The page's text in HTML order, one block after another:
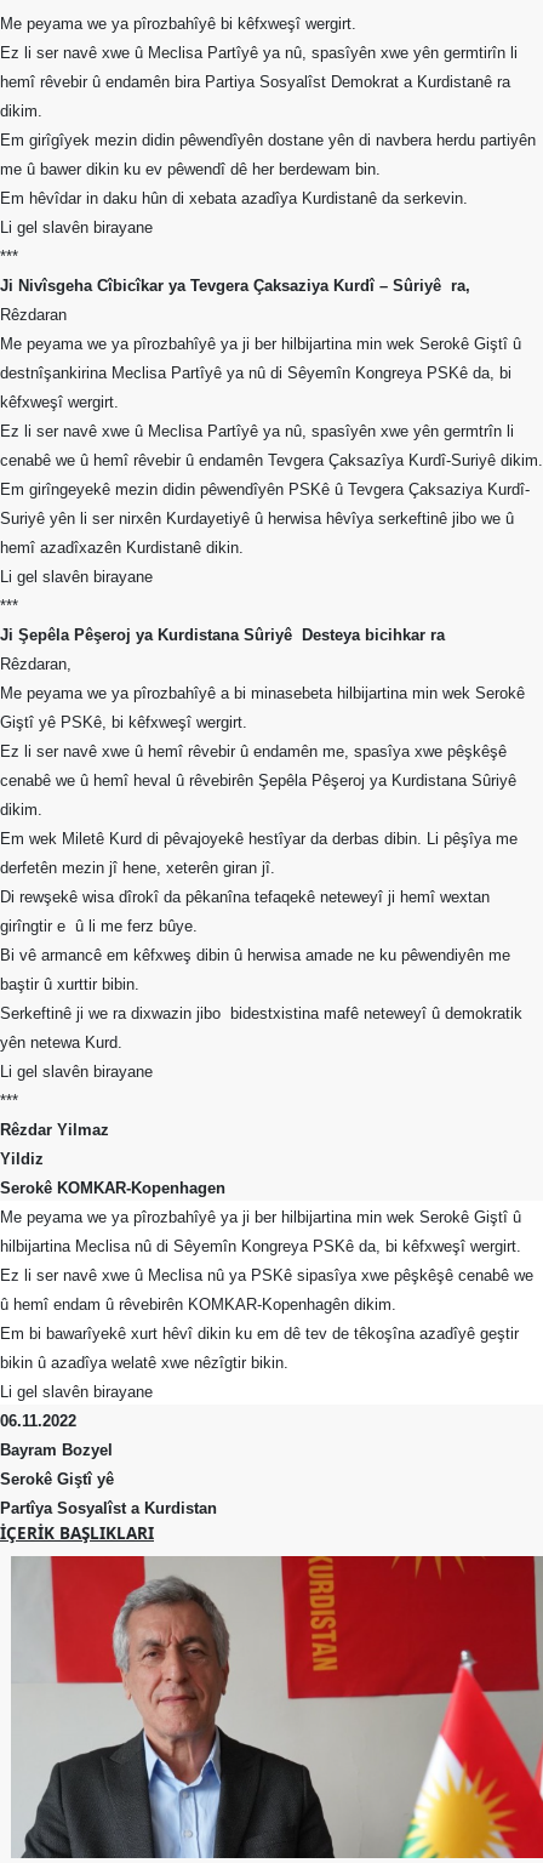
Me peyama we ya pîrozbahîyê bi kêfxweşî wergirt.
Ez li ser navê xwe û Meclisa Partîyê ya nû, spasîyên xwe yên germtirîn li
hemî rêvebir û endamên bira Partiya Sosyalîst Demokrat a Kurdistanê ra
dikim.
Em girîgîyek mezin didin pêwendîyên dostane yên di navbera herdu partiyên
me û bawer dikin ku ev pêwendî dê her berdewam bin.
Em hêvîdar in daku hûn di xebata azadîya Kurdistanê da serkevin.
Li gel slavên birayane
***
Ji Nivîsgeha Cîbicîkar ya Tevgera Çaksaziya Kurdî – Sûriyê ra,
Rêzdaran
Me peyama we ya pîrozbahîyê ya ji ber hilbijartina min wek Serokê Giştî û
destnîşankirina Meclisa Partîyê ya nû di Sêyemîn Kongreya PSKê da, bi
kêfxweşî wergirt.
Ez li ser navê xwe û Meclisa Partîyê ya nû, spasîyên xwe yên germtrîn li
cenabê we û hemî rêvebir û endamên Tevgera Çaksazîya Kurdî-Suriyê dikim.
Em girîngeyekê mezin didin pêwendîyên PSKê û Tevgera Çaksaziya Kurdî-
Suriyê yên li ser nirxên Kurdayetiyê û herwisa hêvîya serkeftinê jibo we û
hemî azadîxazên Kurdistanê dikin.
Li gel slavên birayane
***
Ji Şepêla Pêşeroj ya Kurdistana Sûriyê
Desteya bicihkar ra
Rêzdaran,
Me peyama we ya pîrozbahîyê a bi minasebeta hilbijartina min wek Serokê
Giştî yê PSKê, bi kêfxweşî wergirt.
Ez li ser navê xwe û hemî rêvebir û endamên me, spasîya xwe pêşkêşê
cenabê we û hemî heval û rêvebirên Şepêla Pêşeroj ya Kurdistana Sûriyê
dikim.
Em wek Miletê Kurd di pêvajoyekê hestîyar da derbas dibin. Li pêşîya me
derfetên mezin jî hene, xeterên giran jî.
Di rewşekê wisa dîrokî da pêkanîna tefaqekê neteweyî ji hemî wextan
girîngtir e û li me ferz bûye.
Bi vê armancê em kêfxweş dibin û herwisa amade ne ku pêwendiyên me
baştir û xurttir bibin.
Serkeftinê ji we ra dixwazin jibo
bidestxistina mafê neteweyî û demokratik
yên netewa Kurd.
Li gel slavên birayane
***
Rêzdar Yilmaz
Yildiz
Serokê KOMKAR-Kopenhagen
Me peyama we ya pîrozbahîyê ya ji ber hilbijartina min wek Serokê Giştî û
hilbijartina Meclisa nû di Sêyemîn Kongreya PSKê da, bi kêfxweşî wergirt.
Ez li ser navê xwe û Meclisa nû ya PSKê sipasîya xwe pêşkêşê cenabê we
û hemî endam û rêvebirên KOMKAR-Kopenhagên dikim.
Em bi bawarîyekê xurt hêvî dikin ku em dê tev de têkoşîna azadîyê geştir
bikin û azadîya welatê xwe nêzîgtir bikin.
Li gel slavên birayane
06.11.2022
Bayram Bozyel
Serokê Giştî yê
Partîya Sosyalîst a Kurdistan
İÇERIK BAŞLIKLARI